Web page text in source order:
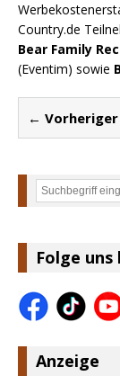
Country.de
Bear Family
(Eventim) sowie
←
Suchen
Folge uns
Anzeige